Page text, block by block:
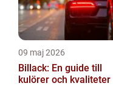
09 maj 2026
Billack: En guide till
kulörer och kvaliteter